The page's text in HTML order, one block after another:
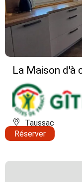
La Maison d'à
Taussac
Réserver